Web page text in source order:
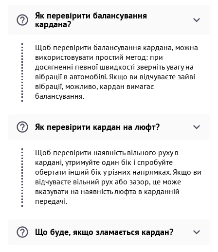
Як перевірити балансування
кардана?
Щоб перевірити балансування кардана, можна
використовувати простий метод: при
досягненні певної швидкості зверніть увагу на
вібрації в автомобілі. Якщо ви відчуваєте зайві
вібрації, можливо, кардан вимагає
балансування.
Як перевірити кардан на люфт?
Щоб перевірити наявність вільного руху в
кардані, утримуйте один бік і спробуйте
обертати інший бік у різних напрямках. Якщо ви
відчуваєте вільний рух або зазор, це може
вказувати на наявність люфта в карданній
передачі.
Що буде, якщо зламається кардан?